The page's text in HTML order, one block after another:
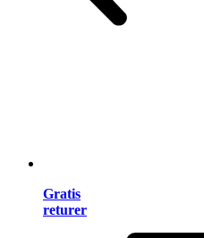
Gratis
returer